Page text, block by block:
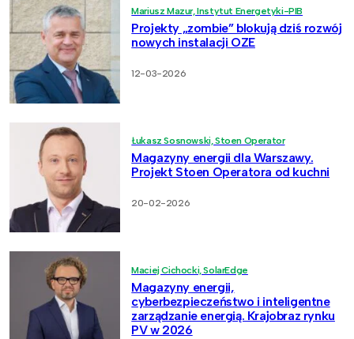
Mariusz Mazur, Instytut Energetyki-PIB
Projekty „zombie” blokują dziś rozwój
nowych instalacji OZE
12-03-2026
Łukasz Sosnowski, Stoen Operator
Magazyny energii dla Warszawy.
Projekt Stoen Operatora od kuchni
20-02-2026
Maciej Cichocki, SolarEdge
Magazyny energii,
cyberbezpieczeństwo i inteligentne
zarządzanie energią. Krajobraz rynku
PV w 2026